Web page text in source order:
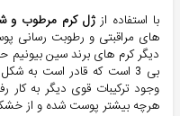
با استفاده ازژل کرم مرطوب و
های مراقبتی و رطوبت رسانی
دیگر کرم های برند سین بیونیم
بی 3
است که قادر است به
وجود ترکیبات قوی دیگر به کار
هرچه بیشتر پوست شده و از